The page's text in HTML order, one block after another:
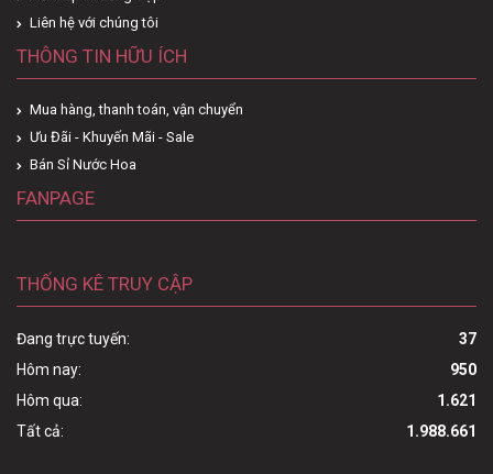
Liên hệ với chúng tôi
THÔNG TIN HỮU ÍCH
Mua hàng, thanh toán, vận chuyển
Ưu Đãi - Khuyến Mãi - Sale
Bán Sỉ Nước Hoa
FANPAGE
THỐNG KÊ TRUY CẬP
Đang trực tuyến:
37
Hôm nay:
950
Hôm qua:
1.621
Tất cả:
1.988.661